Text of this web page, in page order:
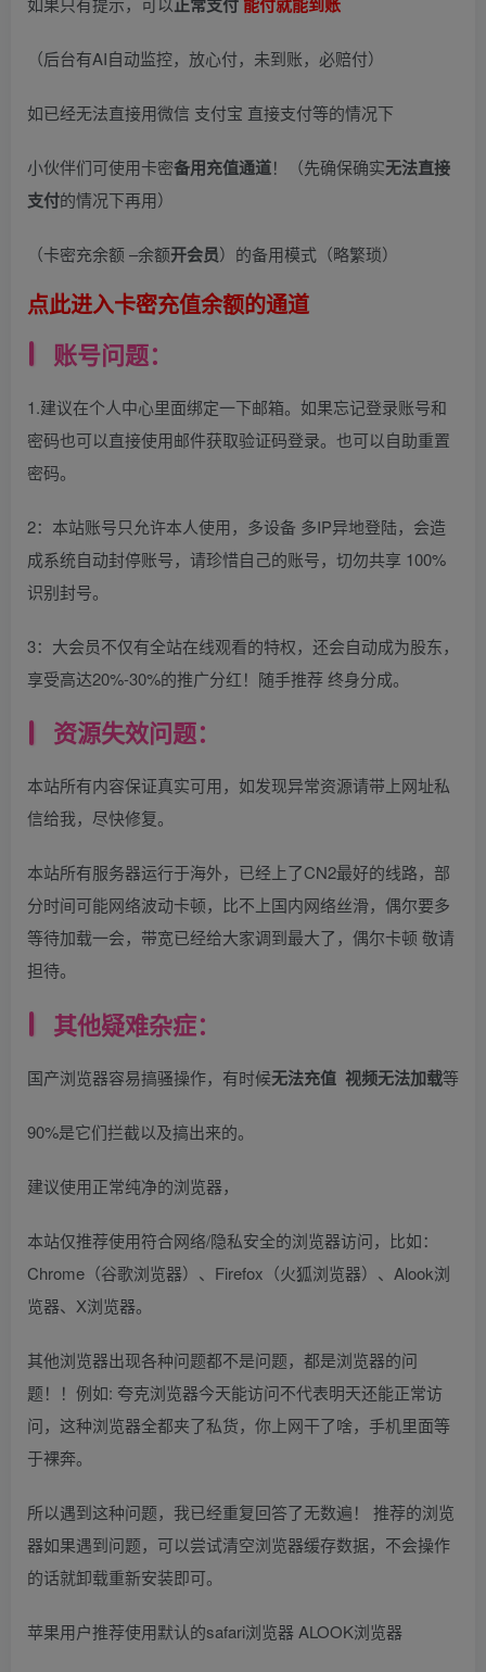
（后台有AI自动监控，放心付，未到账，必赔付）
如已经无法直接用微信 支付宝 直接支付等的情况下
小伙伴们可使用卡密备用充值通道！（先确保确实无法直接
支付的情况下再用）
（卡密充余额 –余额开会员）的备用模式（略繁琐）
点此进入卡密充值余额的通道
账号问题：
1.建议在个人中心里面绑定一下邮箱。如果忘记登录账号和
密码也可以直接使用邮件获取验证码登录。也可以自助重置
密码。
2：本站账号只允许本人使用，多设备 多IP异地登陆，会造
成系统自动封停账号，请珍惜自己的账号，切勿共享 100%
识别封号。
3：大会员不仅有全站在线观看的特权，还会自动成为股东，
享受高达20%-30%的推广分红！随手推荐 终身分成。
资源失效问题：
本站所有内容保证真实可用，如发现异常资源请带上网址私
信给我，尽快修复。
本站所有服务器运行于海外，已经上了CN2最好的线路，部
分时间可能网络波动卡顿，比不上国内网络丝滑，偶尔要多
等待加载一会，带宽已经给大家调到最大了，偶尔卡顿 敬请
担待。
其他疑难杂症：
国产浏览器容易搞骚操作，有时候无法充值 视频无法加载等
90%是它们拦截以及搞出来的。
建议使用正常纯净的浏览器，
本站仅推荐使用符合网络/隐私安全的浏览器访问，比如：
Chrome（谷歌浏览器）、Firefox（火狐浏览器）、Alook浏
览器、X浏览器。
其他浏览器出现各种问题都不是问题，都是浏览器的问
题！！例如: 夸克浏览器今天能访问不代表明天还能正常访
问，这种浏览器全都夹了私货，你上网干了啥，手机里面等
于裸奔。
所以遇到这种问题，我已经重复回答了无数遍！ 推荐的浏览
器如果遇到问题，可以尝试清空浏览器缓存数据，不会操作
的话就卸载重新安装即可。
苹果用户推荐使用默认的safari浏览器 ALOOK浏览器